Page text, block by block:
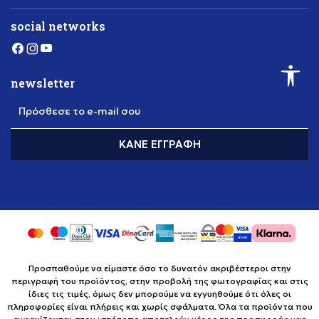
social networks
newsletter
Πρόσθεσε το e-mail σου
ΚΆΝΕ ΕΓΓΡΑΦΉ
Προσπαθούμε να είμαστε όσο το δυνατόν ακριβέστεροι στην
περιγραφή του προϊόντος, στην προβολή της φωτογραφίας και στις
ίδιες τις τιμές, όμως δεν μπορούμε να εγγυηθούμε ότι όλες οι
πληροφορίες είναι πλήρεις και χωρίς σφάλματα. Όλα τα προϊόντα που